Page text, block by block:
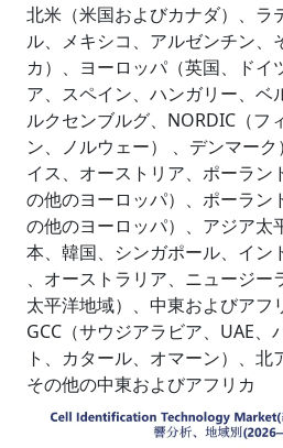
北米（米国およびカナダ）、ラ
ル、メキシコ、アルゼンチン、
カ）、ヨーロッパ（英国、ドイ
ア、スペイン、ハンガリー、ベ
ルクセンブルグ、NORDIC（フ
ン、ノルウェー） 、デンマー
イス、オーストリア、ポーラン
の他のヨーロッパ）、ポーラン
の他のヨーロッパ）、アジア太
本、韓国、シンガポール、イン
、オーストラリア、ニュージー
太平洋地域）、中東およびアフ
GCC（サウジアラビア、UAE、
ト、カタール、オマーン）、北
その他の中東およびアフリカ